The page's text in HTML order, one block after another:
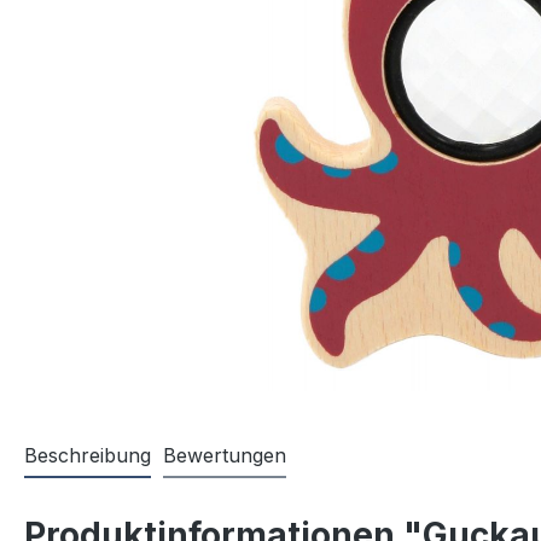
Beschreibung Bewertungen